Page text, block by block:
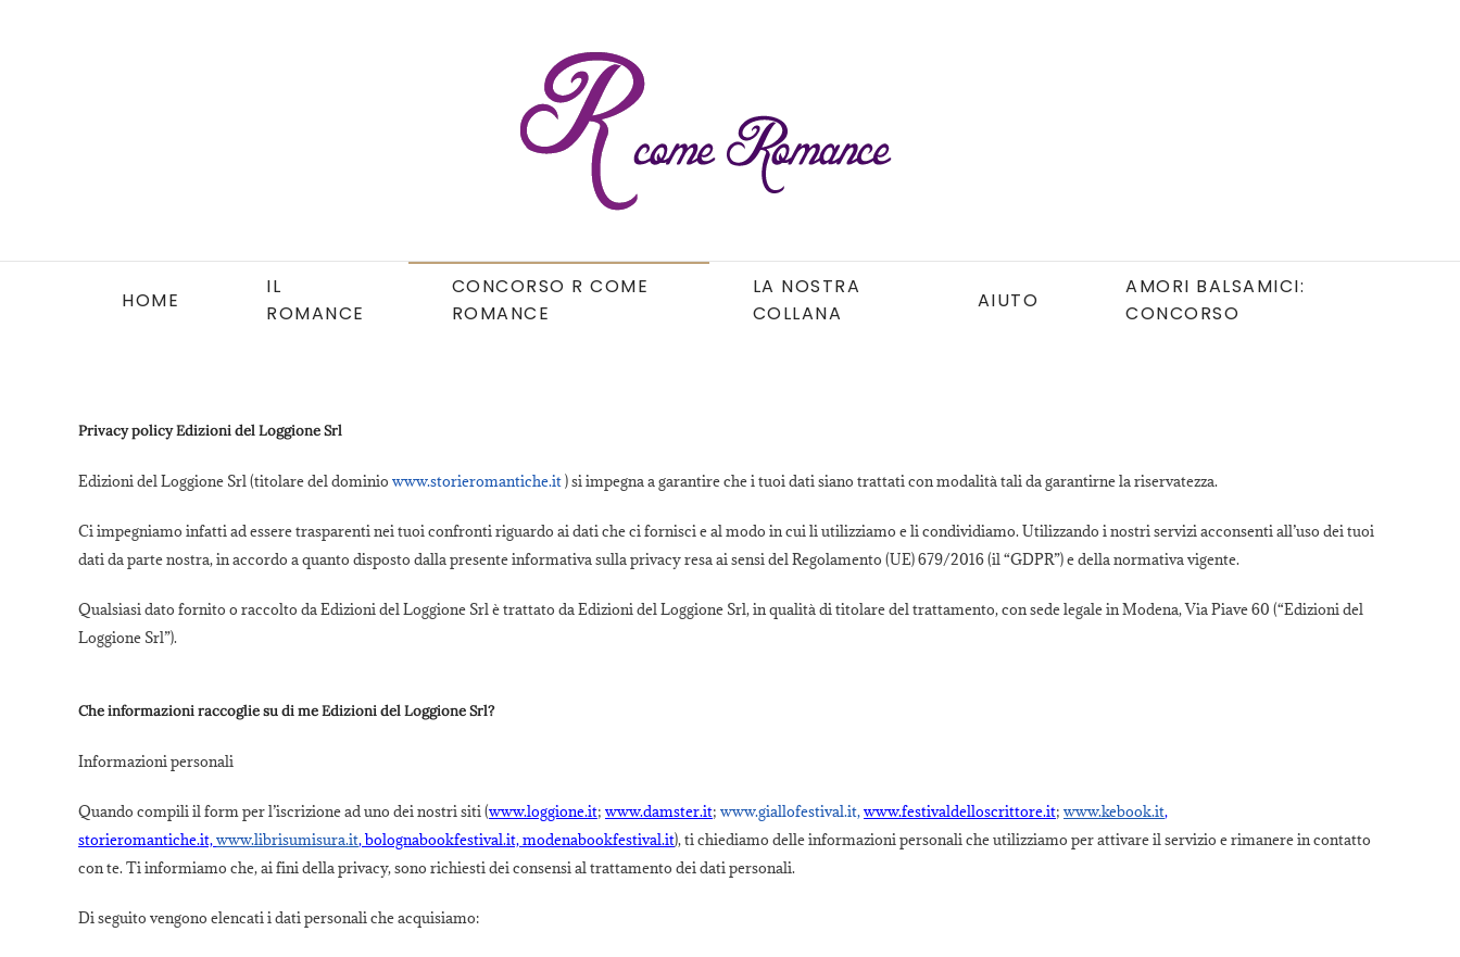
HOME
IL
ROMANCE
CONCORSO R COME
ROMANCE
LA NOSTRA
COLLANA
AIUTO
AMORI BALSAMICI:
CONCORSO
Privacy policy Edizioni del Loggione Srl
Edizioni del Loggione Srl (titolare del dominio www.storieromantiche.it) si impegna a garantire che i tuoi dati siano trattati con modalità tali da garantirne la riservatezza.
Ci impegniamo infatti ad essere trasparenti nei tuoi confronti riguardo ai dati che ci fornisci e al modo in cui li utilizziamo e li condividiamo. Utilizzando i nostri servizi acconsenti all’uso dei tuoi
dati da parte nostra, in accordo a quanto disposto dalla presente informativa sulla privacy resa ai sensi del Regolamento (UE) 679/2016 (il “GDPR”) e della normativa vigente.
Qualsiasi dato fornito o raccolto da Edizioni del Loggione Srl è trattato da Edizioni del Loggione Srl, in qualità di titolare del trattamento, con sede legale in Modena, Via Piave 60 (“Edizioni del
Loggione Srl”).
Che informazioni raccoglie su di me Edizioni del Loggione Srl?
Informazioni personali
Quando compili il form per l’iscrizione ad uno dei nostri siti (www.loggione.it; www.damster.it; www.giallofestival.it,www.festivaldelloscrittore.it; www.kebook.it,
storieromantiche.it,www.librisumisura.it, bolognabookfestival.it, modenabookfestival.it), ti chiediamo delle informazioni personali che utilizziamo per attivare il servizio e rimanere in contatto
con te. Ti informiamo che, ai fini della privacy, sono richiesti dei consensi al trattamento dei dati personali.
Di seguito vengono elencati i dati personali che acquisiamo: